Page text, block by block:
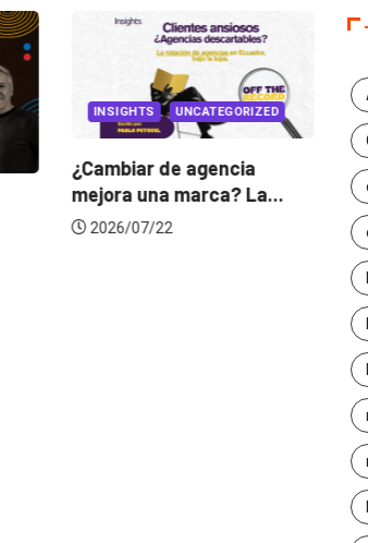
INSIGHTS UNCATEGORIZED
¿Cambiar de agencia
mejora una marca? La...
2026/07/22